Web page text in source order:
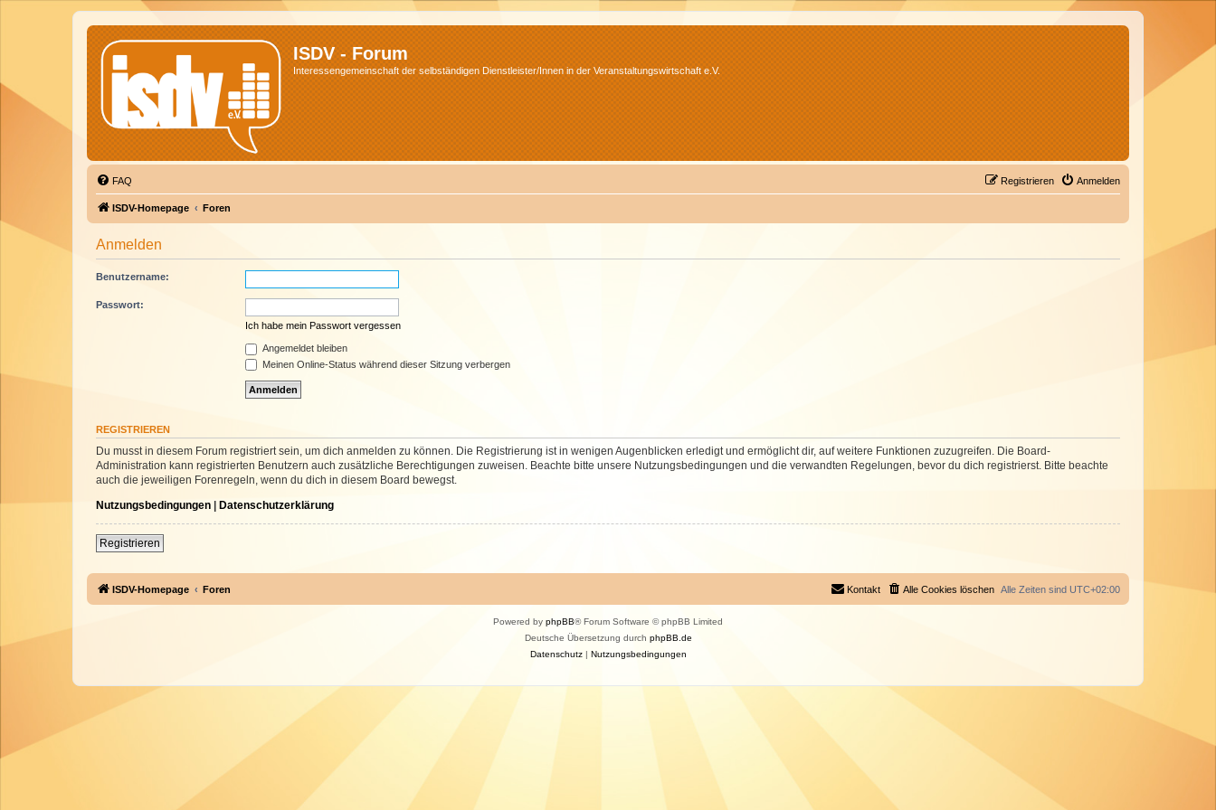
ISDV - Forum
Interessengemeinschaft der selbständigen Dienstleister/Innen in der Veranstaltungswirtschaft e.V.
FAQ Anmelden
Registrieren
ISDV-Homepage Foren
Anmelden
Benutzername:
Passwort:
Ich habe mein Passwort vergessen
Angemeldet bleiben
Meinen Online-Status während dieser Sitzung verbergen
REGISTRIEREN
Du musst in diesem Forum registriert sein, um dich anmelden zu können. Die Registrierung ist in wenigen Augenblicken erledigt und ermöglicht dir, auf weitere Funktionen zuzugreifen. Die Board-
Administration kann registrierten Benutzern auch zusätzliche Berechtigungen zuweisen. Beachte bitte unsere Nutzungsbedingungen und die verwandten Regelungen, bevor du dich registrierst. Bitte beachte
auch die jeweiligen Forenregeln, wenn du dich in diesem Board bewegst.
Nutzungsbedingungen | Datenschutzerklärung
Registrieren
ISDV-Homepage Foren Alle Zeiten sind UTC+02:00
Alle Cookies löschen
Kontakt
Powered by phpBB® Forum Software © phpBB Limited
Deutsche Übersetzung durch phpBB.de
Datenschutz| Nutzungsbedingungen